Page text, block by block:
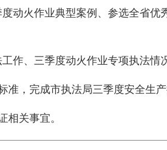
动火作业典型案例、参选全省
作、三季度动火作业专项执法情
准，完成市执法局三季度安全生
相关事宜。